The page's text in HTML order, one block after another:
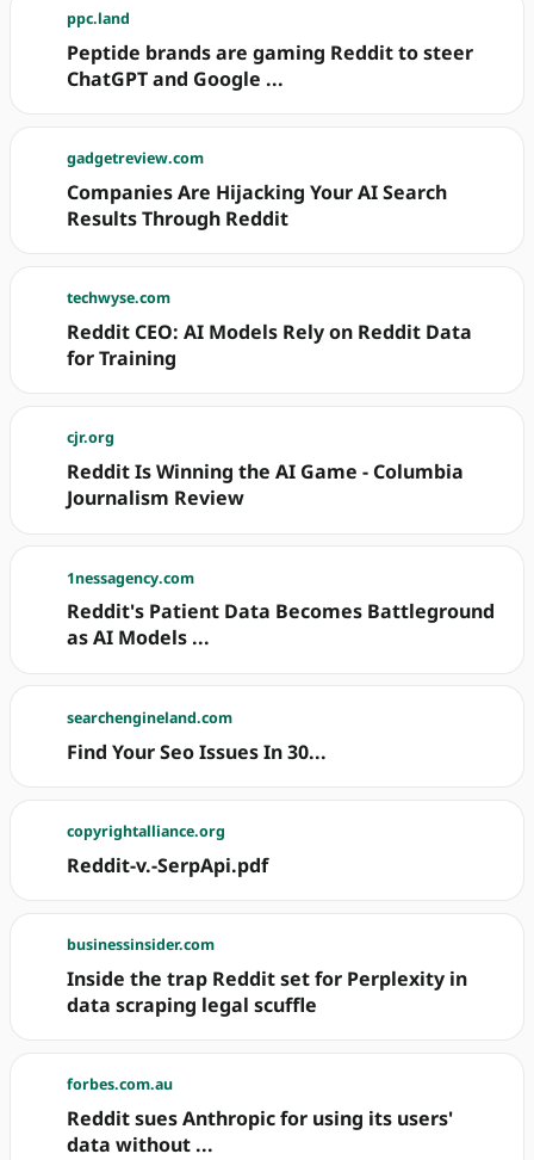
ppc.land
Peptide brands are gaming Reddit to steer
ChatGPT and Google ...
gadgetreview.com
Companies Are Hijacking Your AI Search
Results Through Reddit
techwyse.com
Reddit CEO: AI Models Rely on Reddit Data
for Training
cjr.org
Reddit Is Winning the AI Game - Columbia
Journalism Review
1nessagency.com
Reddit's Patient Data Becomes Battleground
as AI Models ...
searchengineland.com
Find Your Seo Issues In 30...
copyrightalliance.org
Reddit-v.-SerpApi.pdf
businessinsider.com
Inside the trap Reddit set for Perplexity in
data scraping legal scuffle
forbes.com.au
Reddit sues Anthropic for using its users'
data without ...